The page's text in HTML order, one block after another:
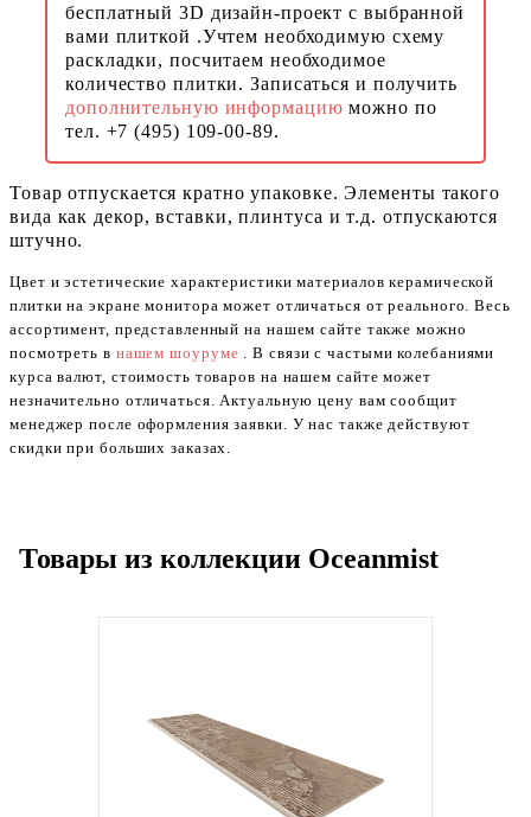
бесплатный 3D дизайн-проект с выбранной
вами плиткой .Учтем необходимую схему
раскладки, посчитаем необходимое
количество плитки. Записаться и получить
дополнительную информациюможно по
тел. +7 (495) 109-00-89.
Товар отпускается кратно упаковке. Элементы такого
вида как декор, вставки, плинтуса и т.д. отпускаются
штучно.
Цвет и эстетические характеристики материалов керамической
плитки на экране монитора может отличаться от реального. Весь
ассортимент, представленный на нашем сайте также можно
посмотреть в нашем шоуруме . В связи с частыми колебаниями
курса валют, стоимость товаров на нашем сайте может
незначительно отличаться. Актуальную цену вам сообщит
менеджер после оформления заявки. У нас также действуют
скидки при больших заказах.
Товары из коллекции Oceanmist